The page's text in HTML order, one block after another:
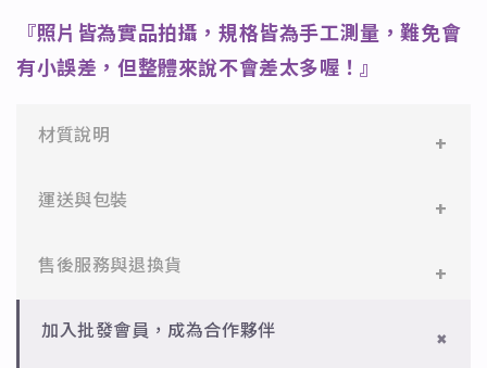
『照片皆為實品拍攝，規格皆為手工測量，難免會
有小誤差，但整體來說不會差太多喔！』
材質說明
✻ 316L不鏽鋼
✻ 925純銀
設計。
運送與包裝
一般會員：一件即享免運與精美包裝，超商取貨或宅配
批發會員：達門檻享免運優惠，出貨時間約為2個工作
售後服務與退換貨
✻ 一般會員
加入批發會員，成為合作夥伴